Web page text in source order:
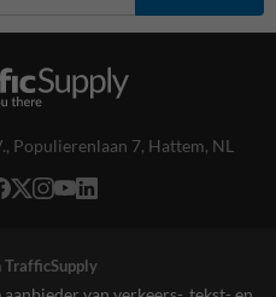
Populierenlaan 7, Hattem, NL
TrafficSupply